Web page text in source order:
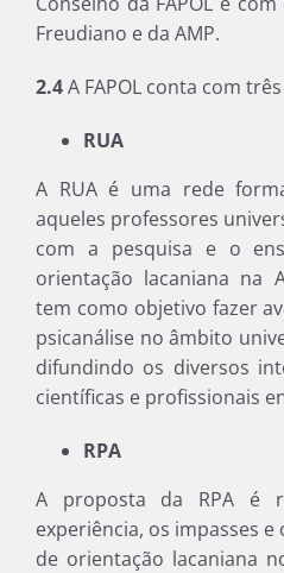
Freudiano e da AMP.
2.4A FAPOL conta com três
RUA
A RUA é uma rede
aqueles professores
com a pesquisa e o
orientação lacaniana na
tem como objetivo fazer
psicanálise no âmbito
difundindo os diversos
científicas e profissionais
RPA
A proposta da RPA é
experiência, os impasses
de orientação lacaniana